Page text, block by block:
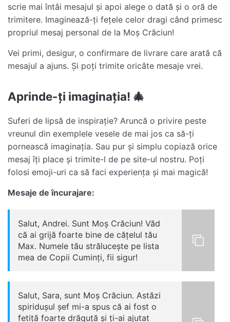
scrie mai întâi mesajul și apoi alege o dată și o oră de
trimitere. Imaginează-ți fețele celor dragi când primesc
propriul mesaj personal de la Moș Crăciun!
Vei primi, desigur, o confirmare de livrare care arată că
mesajul a ajuns. Și poți trimite oricâte mesaje vrei.
Aprinde-ți imaginația! 🎄
Suferi de lipsă de inspirație? Aruncă o privire peste
vreunul din exemplele vesele de mai jos ca să-ți
pornească imaginația. Sau pur și simplu copiază orice
mesaj îți place și trimite-l de pe site-ul nostru. Poți
folosi emoji-uri ca să faci experiența și mai magică!
Mesaje de încurajare:
Salut, Andrei. Sunt Moș Crăciun! Văd
că ai grijă foarte bine de cățelul tău
Max. Numele tău strălucește pe lista
mea de Copii Cuminți, fii sigur!
Salut, Sara, sunt Moș Crăciun. Astăzi
spiridușul șef mi-a spus că ai fost o
fetiță foarte drăguță și ți-ai ajutat